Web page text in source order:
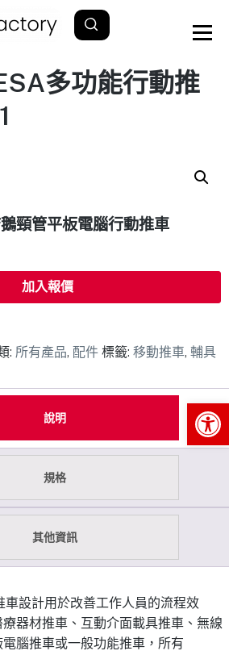
多功能行動推
頸管平板電腦行動推車
加入報價
: 所有產品, 配件 標籤: 移動推車, 輔具
說明
規格
其他資訊
設計用於改善工作人員的流程效
器材推車、互動介面載具推車、無線
腦推車或一般功能推車，所有